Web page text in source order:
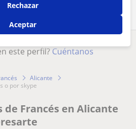
este perfil? Cuéntanos
Alicante
o por skype
Francés en Alicante
Rechazar
Aceptar